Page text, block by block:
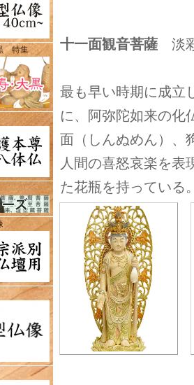
特集 十一面観音菩薩 淡
最も早い時期に成立
に、阿弥陀如来の化
面（しんぬめん）、
人間の喜怒哀楽を表
た花瓶を持っている